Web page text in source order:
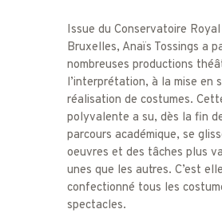
Issue du Conservatoire
Bruxelles, Anaïs Tossings a
nombreuses productions
l’interprétation, à la mise en
réalisation de costumes.
polyvalente a su, dès la fin
parcours académique, se
oeuvres et des tâches plus
unes que les autres. C’est
confectionné tous les
spectacles.